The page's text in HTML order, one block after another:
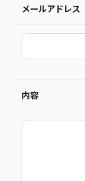
メールアドレス
内容